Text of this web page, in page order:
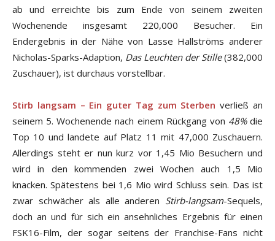
ab und erreichte bis zum Ende von seinem zweiten
Wochenende insgesamt 220,000 Besucher. Ein
Endergebnis in der Nähe von Lasse Hallströms anderer
Nicholas-Sparks-Adaption, Das Leuchten der Stille(382,000
Zuschauer), ist durchaus vorstellbar.
Stirb langsam – Ein guter Tag zum Sterben verließ an
seinem 5. Wochenende nach einem Rückgang von 48%die
Top 10 und landete auf Platz 11 mit 47,000 Zuschauern.
Allerdings steht er nun kurz vor 1,45 Mio Besuchern und
wird in den kommenden zwei Wochen auch 1,5 Mio
knacken. Spätestens bei 1,6 Mio wird Schluss sein. Das ist
zwar schwächer als alle anderen Stirb-langsam-Sequels,
doch an und für sich ein ansehnliches Ergebnis für einen
FSK16-Film, der sogar seitens der Franchise-Fans nicht